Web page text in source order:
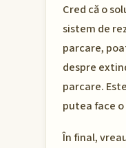
Cred că o
sistem de
parcare,
despre
parcare.
putea face
În final,